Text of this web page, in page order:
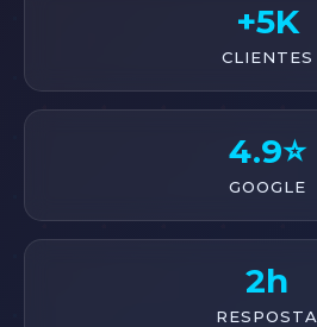
+5K
CLIENTES
4.9⭐
GOOGLE
2h
RESPOSTA